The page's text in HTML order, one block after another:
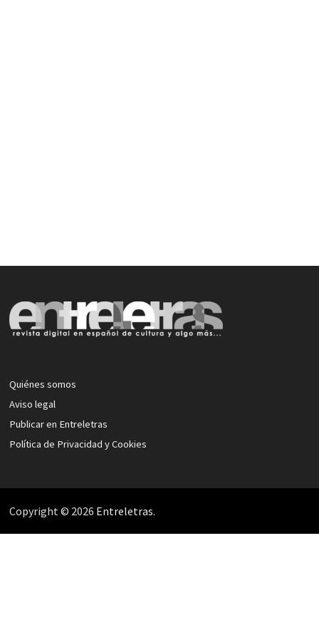
Quiénes somos
Aviso legal
Publicar en Entreletras
Política de Privacidad y Cookies
Copyright © 2026 Entreletras.